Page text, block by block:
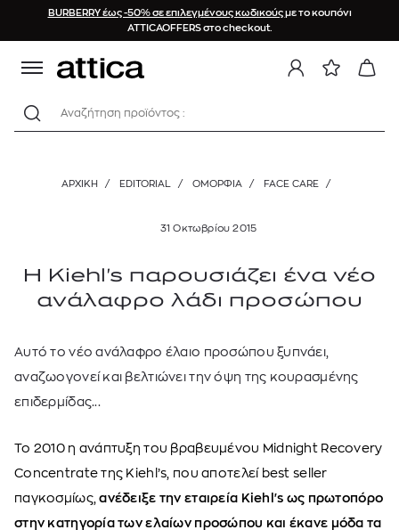
BURBERRY έως -50% σε επιλεγμένους κωδικούςμε το κουπόνι
ATTICAOFFERS στο checkout.
Αναζήτηση προϊόντος :
ΑΡΧΙΚΉ / EDITORIAL / ΟΜΟΡΦΙΑ / FACE CARE /
31 Οκτωβρίου 2015
Η Kiehl's παρουσιάζει ένα νέο
ανάλαφρο λάδι προσώπου
Αυτό το νέο ανάλαφρο έλαιο προσώπου ξυπνάει,
αναζωογονεί και βελτιώνει την όψη της κουρασμένης
επιδερμίδας...
Το 2010 η ανάπτυξη του βραβευμένου Midnight Recovery
Concentrate της Kiehl’s, που αποτελεί best seller
παγκοσμίως,ανέδειξε την εταιρεία Kiehl's ως πρωτοπόρο
στην κατηγορία των ελαίων προσώπου και έκανε μόδα τα